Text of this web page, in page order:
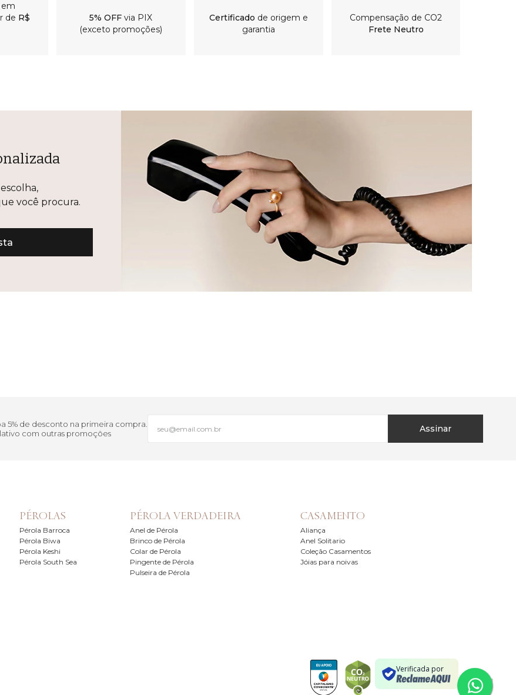
em
de R$
5% OFF via PIX
(exceto promoções)
Certificado de origem e
garantia
Compensação de CO2
Frete Neutro
você procura.
5% de desconto na primeira compra.
com outras promoções
Assinar
PÉROLAS
Pérola Barroca
Pérola Biwa
Pérola Keshi
Pérola South Sea
PÉROLA VERDADEIRA
Anel de Pérola
Brinco de Pérola
Colar de Pérola
Pingente de Pérola
Pulseira de Pérola
CASAMENTO
Aliança
Anel Solitario
Coleção Casamentos
Jóias para noivas
Verificada por